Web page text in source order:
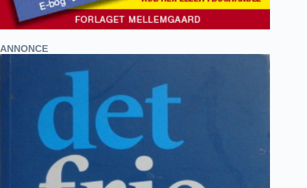
ANNONCE